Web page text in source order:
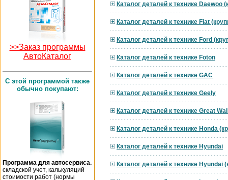
>>Заказ программы
АвтоКаталог
C этой программой также
обычно покупают:
Программа для автосервиса.
складской учет, калькуляций
стоимости работ (нормы
Каталог деталей к технике Daewoo
Каталог деталей к технике Fiat
Каталог деталей к технике Ford
Каталог деталей к технике Foton
Каталог деталей к технике GAC
Каталог деталей к технике Geely
Каталог деталей к технике Great
Каталог деталей к технике Honda
Каталог деталей к технике Hyundai
Каталог деталей к технике Hyundai